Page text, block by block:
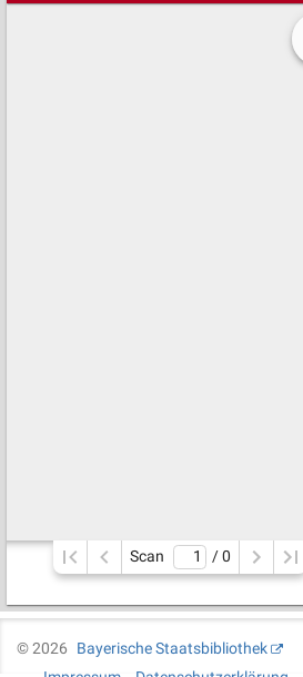
Scan / 0
©2026
Bayerische Staatsbibliothek